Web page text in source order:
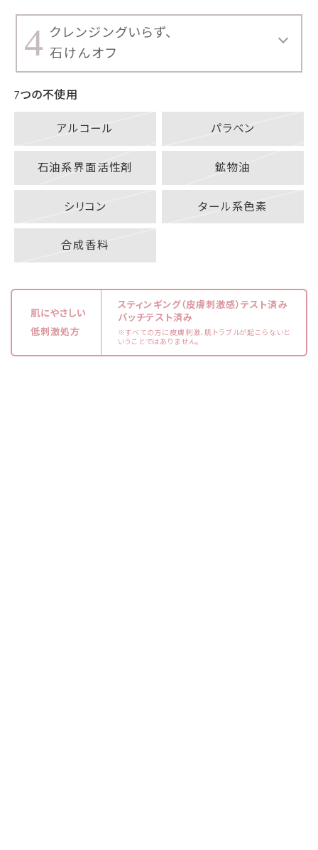
4 クレンジングいらず、
石けんオフ
7つの不使用
アルコール パラベン
石油系界面活性剤 鉱物油
シリコン タール系色素
合成香料
肌にやさしい
低刺激処方
スティンギング（皮膚刺激感）テスト済み
パッチテスト済み
※すべての方に皮膚刺激、肌トラブルが起こらないと
いうことではありません。